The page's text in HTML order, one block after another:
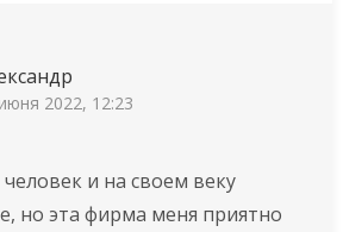
2022, 12:23
и на своем веку
но эта фирма меня приятно